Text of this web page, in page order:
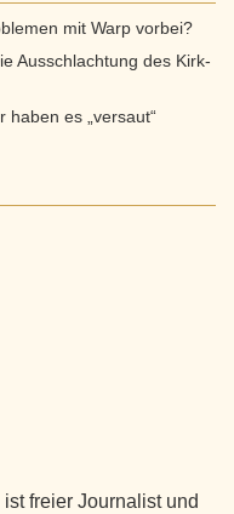
mit Warp vorbei?
Ausschlachtung des Kirk-
haben es „versaut“
freier Journalist und